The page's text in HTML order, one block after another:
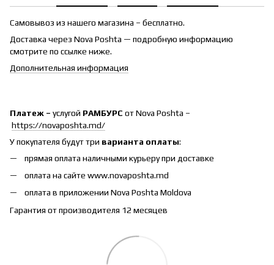
Самовывоз из нашего магазина – бесплатно.
Доставка через Nova Poshta — подробную информацию
смотрите по ссылке ниже.
Дополнительная информация
Платеж – услугой РАМБУРС от Nova Poshta –
https://novaposhta.md/
У покупателя будут три варианта оплаты:
прямая оплата наличными курьеру при доставке
оплата на сайте www.novaposhta.md
оплата в приложении Nova Poshta Moldova
Гарантия от производителя 12 месяцев